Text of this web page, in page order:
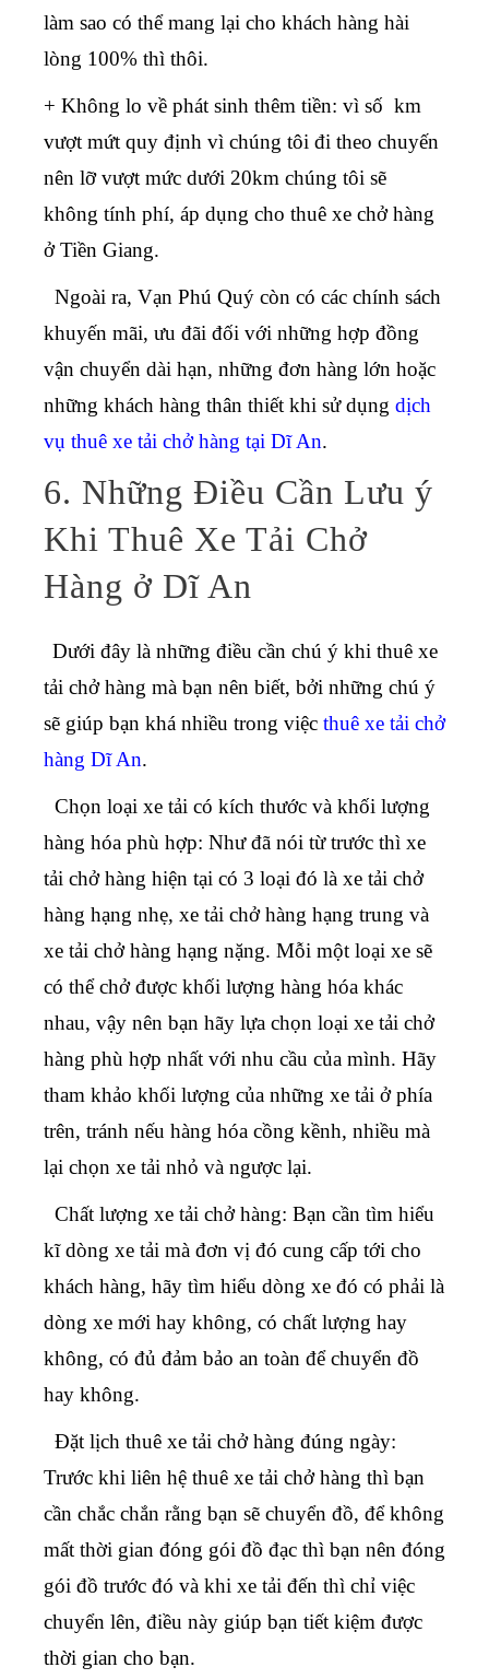
làm sao có thể mang lại cho khách hàng hài
lòng 100% thì thôi.
+ Không lo về phát sinh thêm tiền: vì số km
vượt mứt quy định vì chúng tôi đi theo chuyến
nên lỡ vượt mức dưới 20km chúng tôi sẽ
không tính phí, áp dụng cho thuê xe chở hàng
ở Tiền Giang.
Ngoài ra, Vạn Phú Quý còn có các chính sách
khuyến mãi, ưu đãi đối với những hợp đồng
vận chuyển dài hạn, những đơn hàng lớn hoặc
những khách hàng thân thiết khi sử dụng dịch
vụ thuê xe tải chở hàng tại Dĩ An.
6. Những Điều Cần Lưu ý
Khi Thuê Xe Tải Chở
Hàng ở Dĩ An
Dưới đây là những điều cần chú ý khi thuê xe
tải chở hàng mà bạn nên biết, bởi những chú ý
sẽ giúp bạn khá nhiều trong việc thuê xe tải chở
hàng Dĩ An.
Chọn loại xe tải có kích thước và khối lượng
hàng hóa phù hợp: Như đã nói từ trước thì xe
tải chở hàng hiện tại có 3 loại đó là xe tải chở
hàng hạng nhẹ, xe tải chở hàng hạng trung và
xe tải chở hàng hạng nặng. Mỗi một loại xe sẽ
có thể chở được khối lượng hàng hóa khác
nhau, vậy nên bạn hãy lựa chọn loại xe tải chở
hàng phù hợp nhất với nhu cầu của mình. Hãy
tham khảo khối lượng của những xe tải ở phía
trên, tránh nếu hàng hóa cồng kềnh, nhiều mà
lại chọn xe tải nhỏ và ngược lại.
Chất lượng xe tải chở hàng: Bạn cần tìm hiểu
kĩ dòng xe tải mà đơn vị đó cung cấp tới cho
khách hàng, hãy tìm hiểu dòng xe đó có phải là
dòng xe mới hay không, có chất lượng hay
không, có đủ đảm bảo an toàn để chuyển đồ
hay không.
Đặt lịch thuê xe tải chở hàng đúng ngày:
Trước khi liên hệ thuê xe tải chở hàng thì bạn
cần chắc chắn rằng bạn sẽ chuyển đồ, để không
mất thời gian đóng gói đồ đạc thì bạn nên đóng
gói đồ trước đó và khi xe tải đến thì chỉ việc
chuyển lên, điều này giúp bạn tiết kiệm được
thời gian cho bạn.